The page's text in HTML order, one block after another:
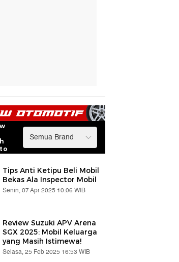
Tips Anti Ketipu Beli Mobil
Bekas Ala Inspector Mobil
Senin, 07 Apr 2025 10:06 WIB
Review Suzuki APV Arena
SGX 2025: Mobil Keluarga
yang Masih Istimewa!
Selasa, 25 Feb 2025 16:53 WIB